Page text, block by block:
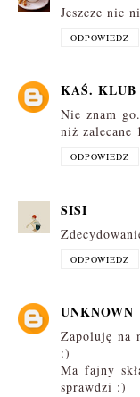
Jeszcze nic
ODPOWIEDZ
KAŚ. KLUB
Nie znam
niż zalecane
ODPOWIEDZ
SISI
ODPOWIEDZ
UNKNOWN
Zapoluję na
:)
Ma fajny
sprawdzi :)